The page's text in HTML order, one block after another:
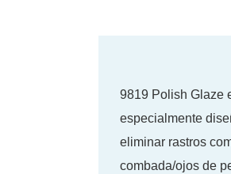
9819 Polish Glaze
especialmente
eliminar rastros
combada/ojos de